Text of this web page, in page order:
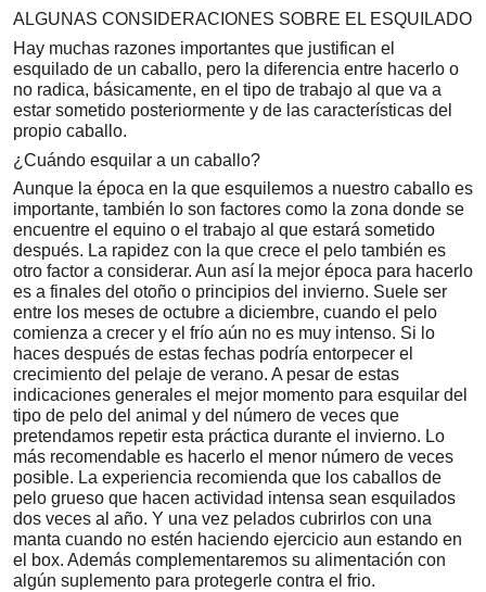
ALGUNAS CONSIDERACIONES SOBRE EL ESQUILADO
Hay muchas razones importantes que justifican el
esquilado de un caballo, pero la diferencia entre hacerlo o
no radica, básicamente, en el tipo de trabajo al que va a
estar sometido posteriormente y de las características del
propio caballo.
¿Cuándo esquilar a un caballo?
Aunque la época en la que esquilemos a nuestro caballo es
importante, también lo son factores como la zona donde se
encuentre el equino o el trabajo al que estará sometido
después. La rapidez con la que crece el pelo también es
otro factor a considerar. Aun así la mejor época para hacerlo
es a finales del otoño o principios del invierno. Suele ser
entre los meses de octubre a diciembre, cuando el pelo
comienza a crecer y el frío aún no es muy intenso. Si lo
haces después de estas fechas podría entorpecer el
crecimiento del pelaje de verano. A pesar de estas
indicaciones generales el mejor momento para esquilar del
tipo de pelo del animal y del número de veces que
pretendamos repetir esta práctica durante el invierno. Lo
más recomendable es hacerlo el menor número de veces
posible. La experiencia recomienda que los caballos de
pelo grueso que hacen actividad intensa sean esquilados
dos veces al año. Y una vez pelados cubrirlos con una
manta cuando no estén haciendo ejercicio aun estando en
el box. Además complementaremos su alimentación con
algún suplemento para protegerle contra el frio.